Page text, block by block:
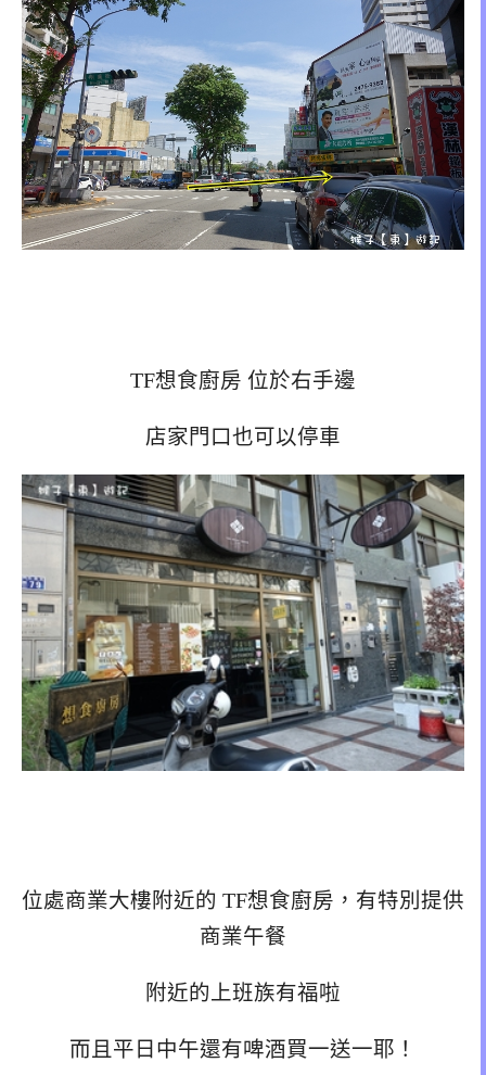
TF想食廚房 位於右手邊
店家門口也可以停車
位處商業大樓附近的 TF想食廚房，有特別提供
商業午餐
附近的上班族有福啦
而且平日中午還有啤酒買一送一耶！